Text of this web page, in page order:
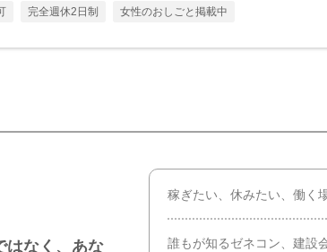
完全週休2日制 女性のおしごと掲載中
はなく、あな
稼ぎたい、休みたい、働く
誰もが知るゼネコン、建設